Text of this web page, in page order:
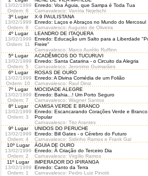
13/02/1999
Ordem: 6
Enredo: Voa Águia, que Sampa é Toda Tua
Carnavalesco: Vaníria Nejelschi
3º Lugar
13/02/1999
Ordem: 8
X-9 PAULISTANA
Enredo: Laços e Abraços no Mundo do Mercosul
Carnavalesco: Augusto de Oliveira
4º Lugar
13/02/1999
Ordem: 11
LEANDRO DE ITAQUERA
Enredo: Educação um Salto para a Liberdade
Freire"
Carnavalesco: Marco Aurélio Ruffinn
5º Lugar
13/02/1999
Ordem: 5
ACADÊMICOS DO TUCURUVI
Enredo: Santa Catarina - o Circuito da Alegria
Carnavalesco: Jeronimo Guimarães
6º Lugar
13/02/1999
Ordem: 10
ROSAS DE OURO
Enredo: A Divina Comédia de um Folião
Carnavalesco: Raul Diniz
7º Lugar
13/02/1999
Ordem: 7
MOCIDADE ALEGRE
Enredo: Bahia...! Um Porto Seguro
Carnavalesco: Wagner Santos
8º Lugar
13/02/1999
Ordem: 3
CAMISA VERDE E BRANCO
Enredo: Escancarando Corações Verde e
Popular
Carnavalesco: Tito Arantes
9º Lugar
13/02/1999
Ordem: 4
UNIDOS DO PERUCHE
Enredo: Bill Gates - o Cérebro do Futuro
Carnavalesco: Sidinho Ramos e Frank Gal
10º Lugar
13/02/1999
Ordem: 2
ÁGUIA DE OURO
Enredo: À Criação do Terceiro Dia
Carnavalesco: Virgílio Ramos
11º Lugar
13/02/1999
Ordem: 1
IMPERADOR DO IPIRANGA
Enredo: Canto da Terra
Carnavalesco: Pedro Luiz Pinotti